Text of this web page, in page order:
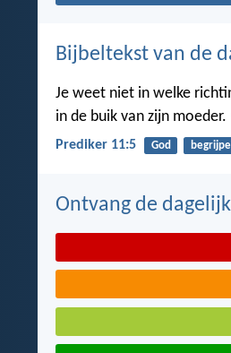
Bijbeltekst van de
Je weet niet in welke
in de buik van zijn
Prediker 11:5 God
Ontvang de